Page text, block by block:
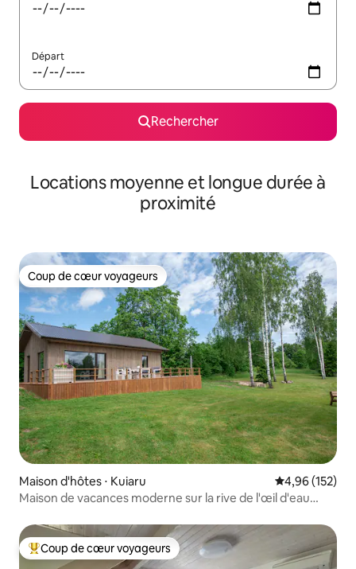
Départ
Rechercher
Locations moyenne et longue durée à
proximité
Coup de cœur voyageurs
Coup de cœur voyageurs
Maison d'hôtes ⋅ Kuiaru Évaluation
4,96 (152)
Maison de vacances moderne sur la rive de l'œil d'eau
Coups de cœur voyageurs les plus appréciés
Coup de cœur voyageurs